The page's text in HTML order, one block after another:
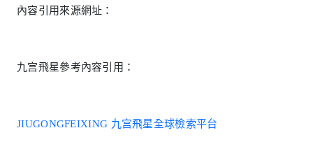
內容引用來源網址：
九宫飛星參考內容引用：
JIUGONGFEIXING 九宫飛星全球檢索平台